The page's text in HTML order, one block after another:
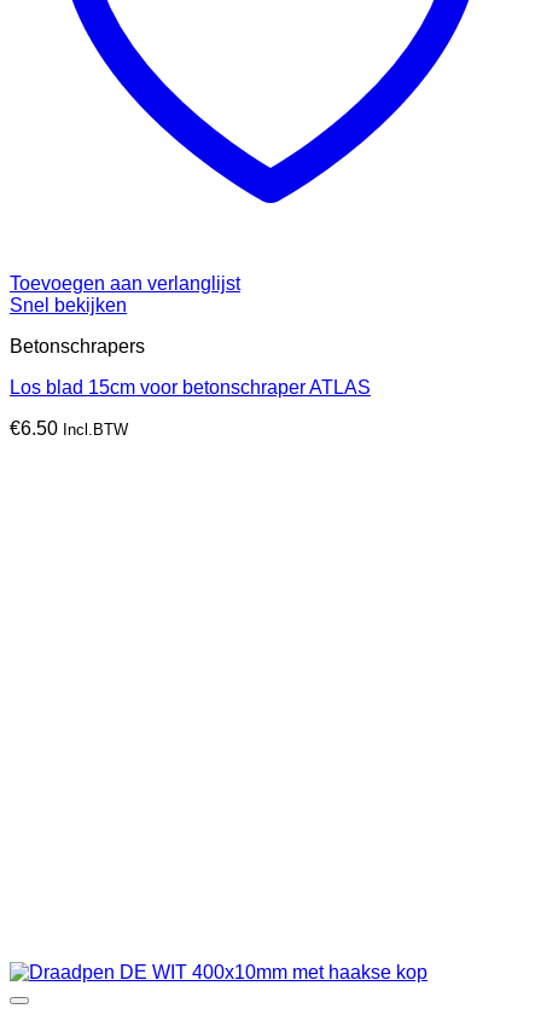
Toevoegen aan verlanglijst
Snel bekijken
Betonschrapers
Los blad 15cm voor betonschraper ATLAS
€6.50 Incl.BTW